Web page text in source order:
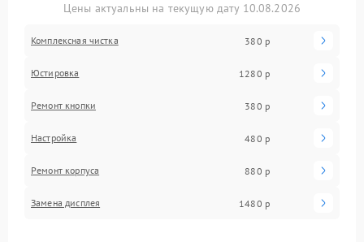
Цены актуальны на текущую дату 10.08.2026
Комплексная чистка 380 р
Юстировка 1280 р
Ремонт кнопки 380 р
Настройка 480 р
Ремонт корпуса 880 р
Замена дисплея 1480 р